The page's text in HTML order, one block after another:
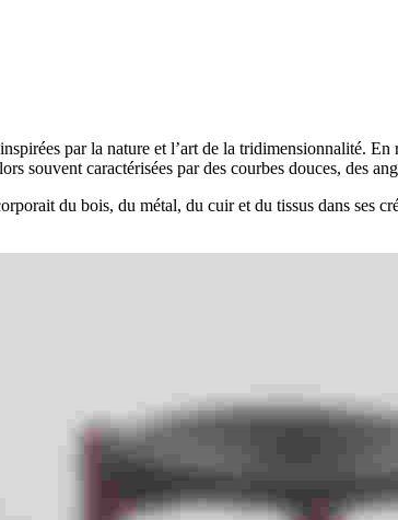
par la nature et l’art de la tridimensionnalité.
souvent caractérisées par des courbes douces, des
du bois, du métal, du cuir et du tissus dans ses